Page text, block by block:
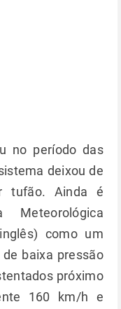
no período das
deixou de
tufão. Ainda é
Meteorológica
como um
baixa pressão
próximo
160 km/h e